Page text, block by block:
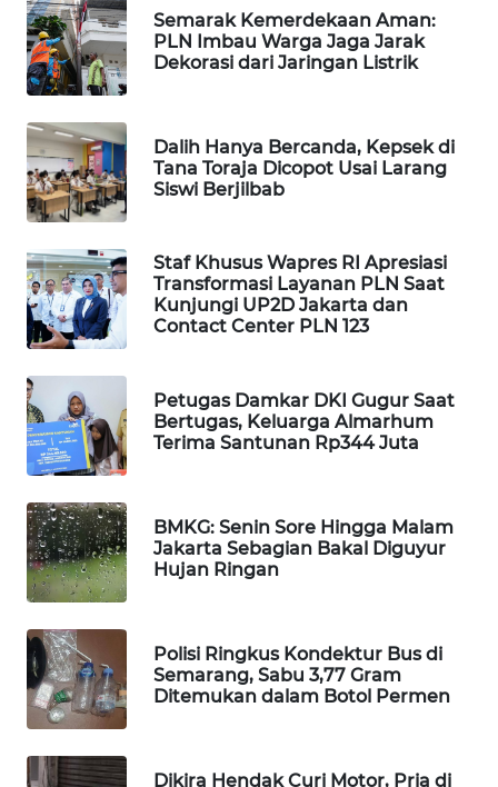
Semarak Kemerdekaan Aman:
PLN Imbau Warga Jaga Jarak
Dekorasi dari Jaringan Listrik
Dalih Hanya Bercanda, Kepsek di
Tana Toraja Dicopot Usai Larang
Siswi Berjilbab
Staf Khusus Wapres RI Apresiasi
Transformasi Layanan PLN Saat
Kunjungi UP2D Jakarta dan
Contact Center PLN 123
Petugas Damkar DKI Gugur Saat
Bertugas, Keluarga Almarhum
Terima Santunan Rp344 Juta
BMKG: Senin Sore Hingga Malam
Jakarta Sebagian Bakal Diguyur
Hujan Ringan
Polisi Ringkus Kondektur Bus di
Semarang, Sabu 3,77 Gram
Ditemukan dalam Botol Permen
Dikira Hendak Curi Motor, Pria di
TV
WAHANANEWS
ID
WAHANANEWS
CO ID
NET
WAHANA
SPORT
WAHANA
UMKM
WAHANA
SELEB
WAHANA
PERSONA
WAHANA
OTOMOTIF
WAHANA
HEALTH